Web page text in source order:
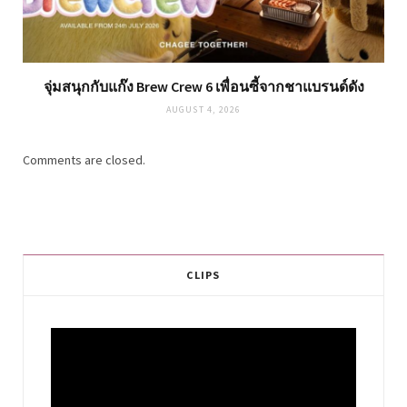
จุ่มสนุกกับแก๊ง Brew Crew 6 เพื่อนซี้จากชาแบรนด์ดัง
AUGUST 4, 2026
Comments are closed.
CLIPS